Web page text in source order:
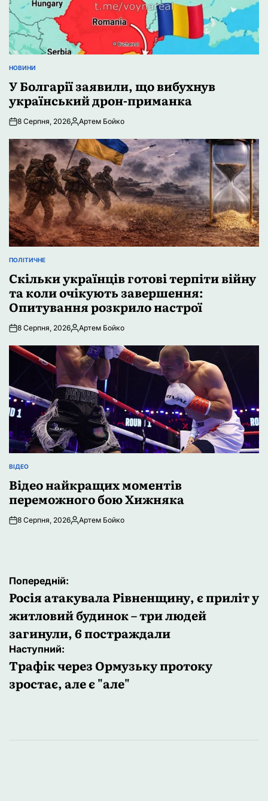
ОПУБЛІКУВАТИ
НОВИНИ
У Болгарії заявили, що вибухнув
український дрон-приманка
8 Серпня, 2026Опубліковано
Артем Бойко
ОПУБЛІКУВАТИ
ПОЛІТИЧНЕ
Скільки українців готові терпіти війну
та коли очікують завершення:
Опитування розкрило настрої
8 Серпня, 2026Опубліковано
Артем Бойко
ОПУБЛІКУВАТИ
ВІДЕО
Відео найкращих моментів
переможного бою Хижняка
8 Серпня, 2026Опубліковано
Артем Бойко
Навігація
записів
Попередній:
Росія атакувала Рівненщину, є приліт у
житловий будинок – три людей
загинули, 6 постраждали
Наступний:
Трафік через Ормузьку протоку
зростає, але є "але"